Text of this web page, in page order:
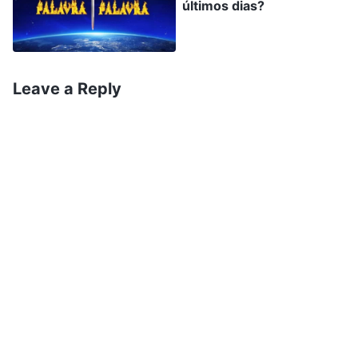
terra, expressando muitas verdades para
purificar e salvar o homem, guiando os
escolhidos de Deus para entrarem em todas as
verdades. Essa é a obra do Salvador nos últimos
últimos dias?
Leave a Reply